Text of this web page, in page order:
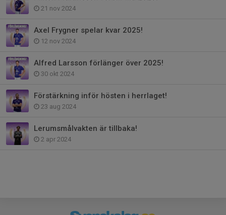
21 nov 2024
Axel Frygner spelar kvar 2025!
12 nov 2024
Alfred Larsson förlänger över 2025!
30 okt 2024
Förstärkning inför hösten i herrlaget!
23 aug 2024
Lerumsmålvakten är tillbaka!
2 apr 2024